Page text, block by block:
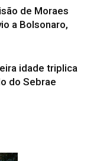
de Moraes
a Bolsonaro,
idade triplica
do Sebrae